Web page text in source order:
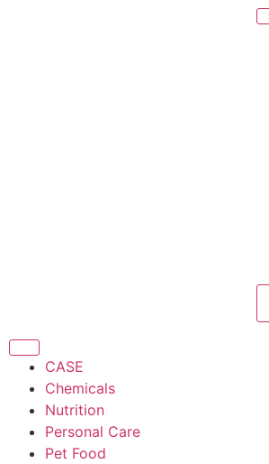
CASE
Chemicals
Nutrition
Personal Care
Pet Food